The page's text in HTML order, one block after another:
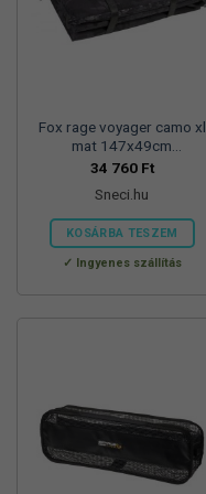
Fox rage voyager camo xl
mat 147x49cm
pontymatrac
34 760 Ft
Sneci.hu
KOSÁRBA TESZEM
Ingyenes szállítás